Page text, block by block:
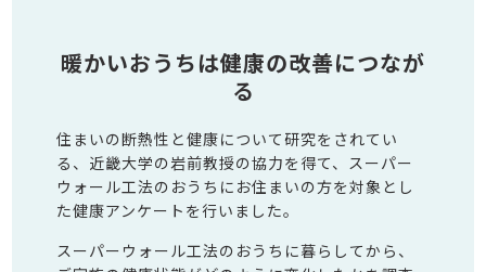
暖かいおうちは健康の改善につなが
る
住まいの断熱性と健康について研究をされてい
る、近畿大学の岩前教授の協力を得て、スーパー
ウォール工法のおうちにお住まいの方を対象とし
た健康アンケートを行いました。
スーパーウォール工法のおうちに暮らしてから、